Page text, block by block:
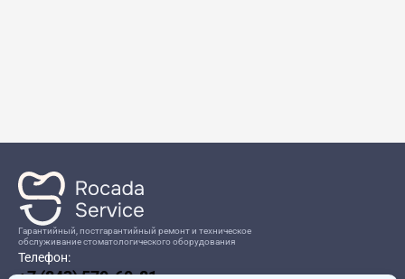
Гарантийный, постгарантийный ремонт и техническое
обслуживание стоматологического оборудования
Телефон: